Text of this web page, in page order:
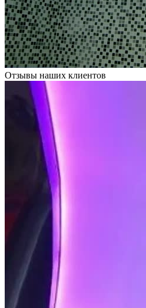
Отзывы наших клиентов